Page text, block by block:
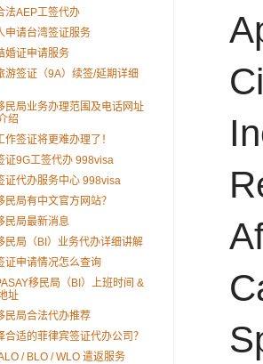
法AEP工签代办
申请台湾签证服务
婚证申请服务
游签证（9A）续签/延期详细
民局业务办理范围及电话网址
绍
作签证将更难办理了！
证9G工签代办 998visa
证代办服务中心 998visa
民局有中文官方网站？
民局最新消息
民局（BI）业务代办详细讲解
证申请情况怎么查询
移民局（BI）上班时间 &
址
民局合法代办推荐
合适的菲律宾签证代办公司？
/ BLO / WLO 遣返服务